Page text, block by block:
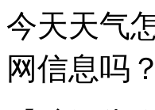
今天天气
网信息吗